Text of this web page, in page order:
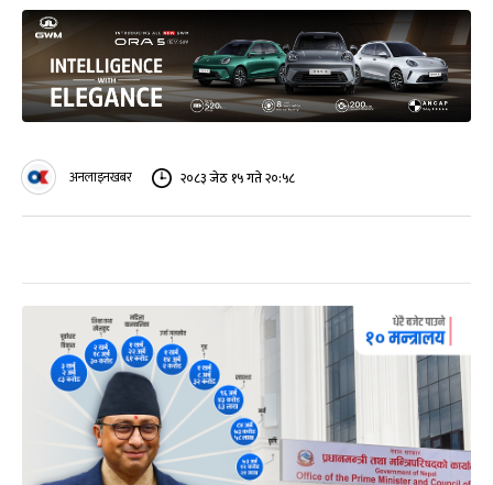
अनलाइनखबर २०८३ जेठ १५ गते २०:५८